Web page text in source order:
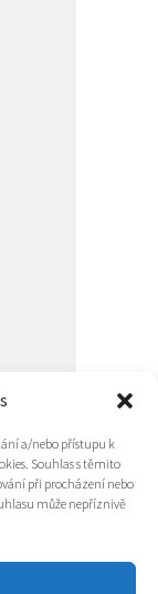
a/nebo přístupu k
Souhlas s těmito
při procházení nebo
může nepříznivě